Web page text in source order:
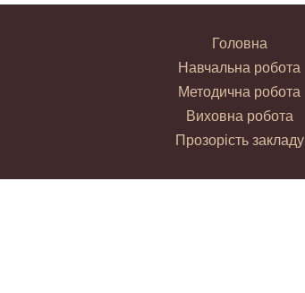
Головна
Навчальна робота
Методична робота
Виховна робота
Прозорість закладу